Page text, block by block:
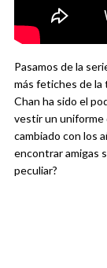
Pasamos de la
más fetiches de la
Chan ha sido el
vestir un uniforme
cambiado con los
encontrar amigas
peculiar?